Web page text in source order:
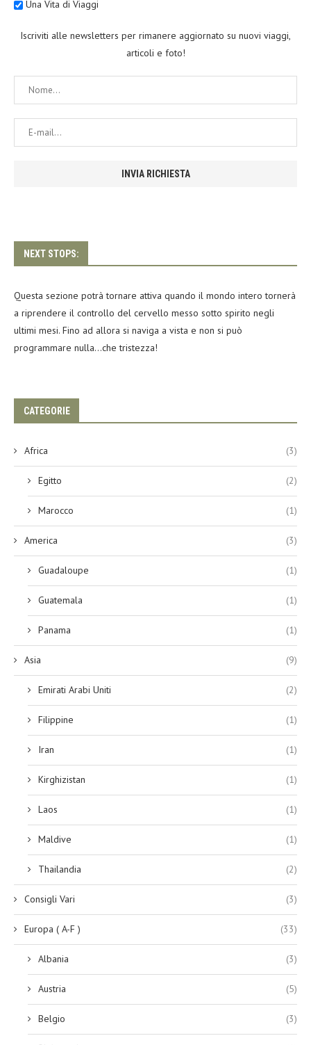
Una Vita di Viaggi
Iscriviti alle newsletters per rimanere aggiornato su nuovi viaggi,
articoli e foto!
NEXT STOPS:
Questa sezione potrà tornare attiva quando il mondo intero tornerà
a riprendere il controllo del cervello messo sotto spirito negli
ultimi mesi. Fino ad allora si naviga a vista e non si può
programmare nulla…che tristezza!
CATEGORIE
Africa (3)
Egitto (2)
Marocco (1)
America (3)
Guadaloupe (1)
Guatemala (1)
Panama (1)
Asia (9)
Emirati Arabi Uniti (2)
Filippine (1)
Iran (1)
Kirghizistan (1)
Laos (1)
Maldive (1)
Thailandia (2)
Consigli Vari (3)
Europa ( A-F ) (33)
Albania (3)
Austria (5)
Belgio (3)